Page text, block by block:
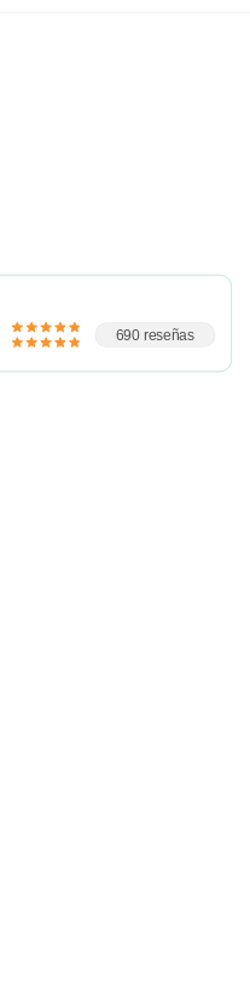
página
producto
690 reseñas